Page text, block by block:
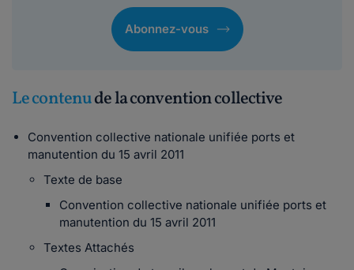
Abonnez-vous
Le contenude la convention collective
Convention collective nationale unifiée ports et
manutention du 15 avril 2011
Texte de base
Convention collective nationale unifiée ports et
manutention du 15 avril 2011
Textes Attachés